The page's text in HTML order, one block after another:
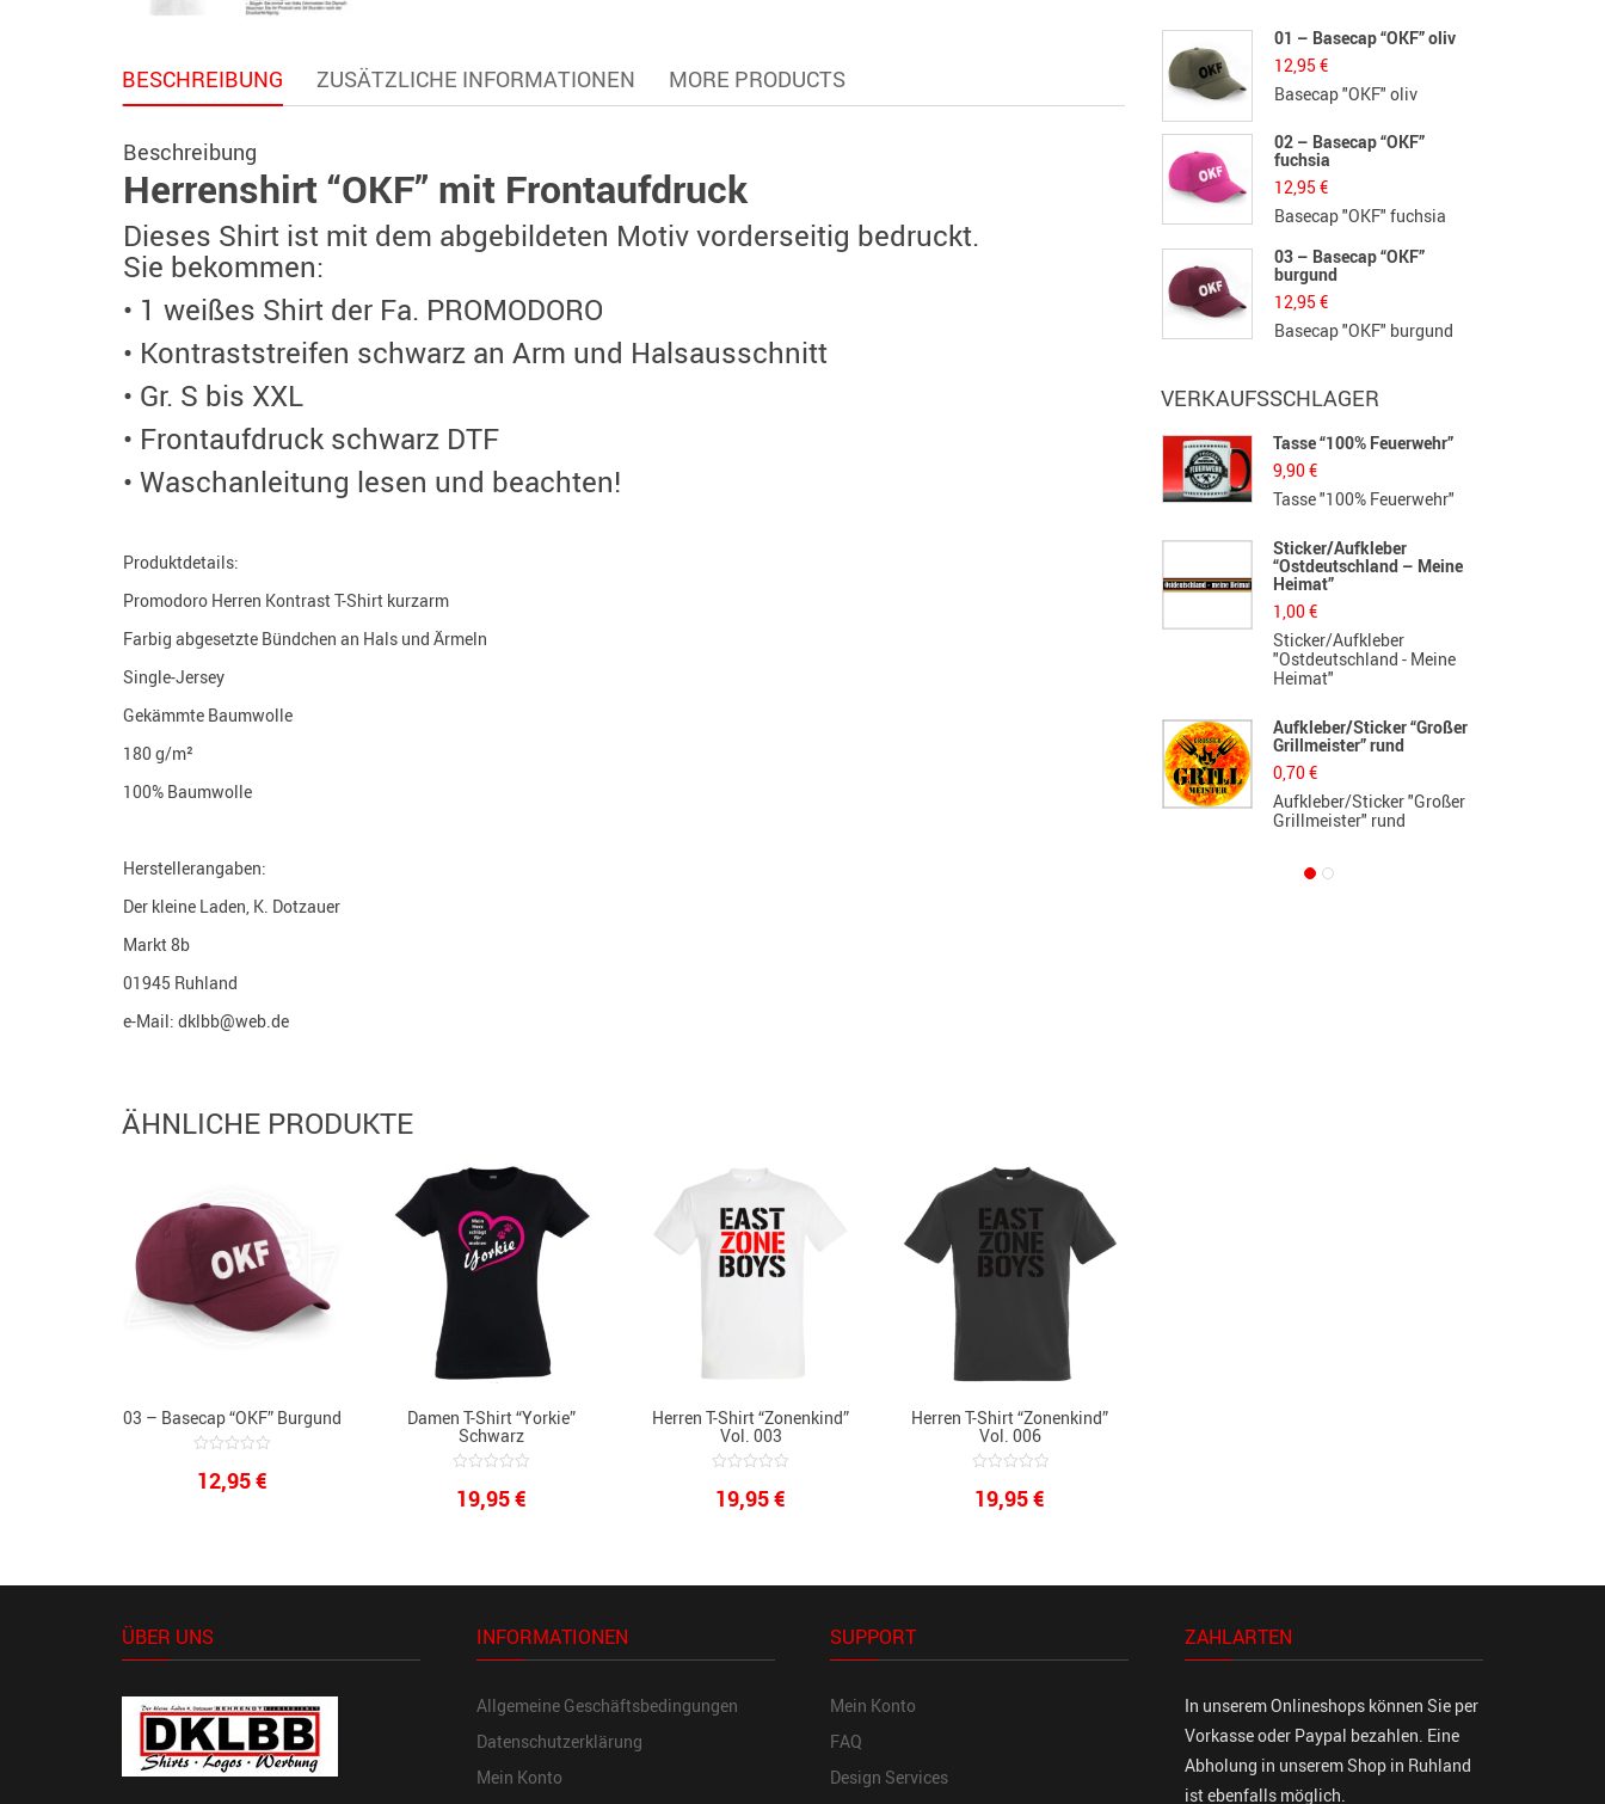
BESCHREIBUNG ZUSÄTZLICHE INFORMATIONEN MORE PRODUCTS
Beschreibung
Herrenshirt “OKF” mit Frontaufdruck
Dieses Shirt ist mit dem abgebildeten Motiv vorderseitig bedruckt.
Sie bekommen:
• 1 weißes Shirt der Fa. PROMODORO
• Kontraststreifen schwarz an Arm und Halsausschnitt
• Gr. S bis XXL
• Frontaufdruck schwarz DTF
• Waschanleitung lesen und beachten!
Produktdetails:
Promodoro Herren Kontrast T-Shirt kurzarm
Farbig abgesetzte Bündchen an Hals und Ärmeln
Single-Jersey
Gekämmte Baumwolle
180 g/m²
100% Baumwolle
Herstellerangaben:
Der kleine Laden, K. Dotzauer
Markt 8b
01945 Ruhland
e-Mail: dklbb@web.de
ÄHNLICHE PRODUKTE
03 – Basecap “OKF” Burgund
out
of
12,95€
Damen T-Shirt “Yorkie”
Schwarz
out
of
19,95€
Herren T-Shirt “Zonenkind”
Vol. 003
out
of
19,95€
Herren T-Shirt “Zonenkind”
Vol. 006
out
of
19,95€
01 – Basecap “OKF” oliv
12,95 €
Basecap "OKF" oliv
02 – Basecap “OKF”
fuchsia
12,95 €
Basecap "OKF" fuchsia
03 – Basecap “OKF”
burgund
12,95 €
Basecap "OKF" burgund
VERKAUFSSCHLAGER
Tasse “100% Feuerwehr”
9,90€
Tasse "100% Feuerwehr"
Sticker/Aufkleber
“Ostdeutschland – Meine
Heimat”
1,00€
Sticker/Aufkleber
"Ostdeutschland - Meine
Heimat"
Aufkleber/Sticker “Großer
Grillmeister” rund
0,70€
Aufkleber/Sticker "Großer
Grillmeister" rund
ÜBER UNS INFORMATIONEN
Allgemeine Geschäftsbedingungen
Datenschutzerklärung
Mein Konto
SUPPORT
Mein Konto
FAQ
Design Services
ZAHLARTEN
In unserem Onlineshops können Sie per
Vorkasse oder Paypal bezahlen. Eine
Abholung in unserem Shop in Ruhland
ist ebenfalls möglich.